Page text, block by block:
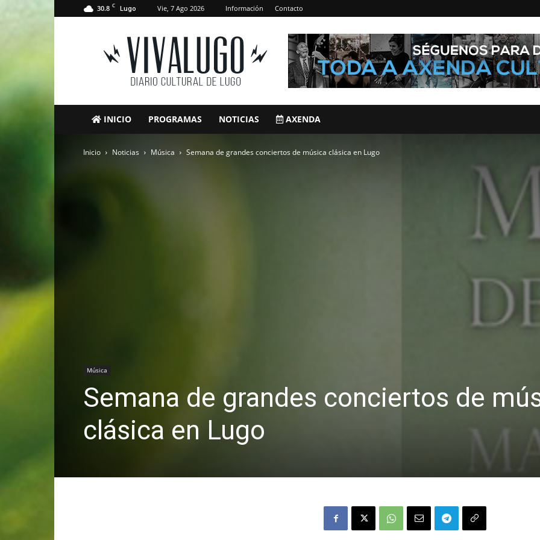
30.8 C Lugo Vie, 7 Ago 2026 Información Contacto
VivaLugo
INICIO PROGRAMAS NOTICIAS AXENDA
Inicio Noticias Música Semana de grandes conciertos de música clásica en Lugo
Música
Semana de grandes conciertos de
clásica en Lugo